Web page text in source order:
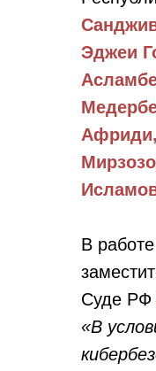
Эджеи
Африди,
В
Суде РФ
«В